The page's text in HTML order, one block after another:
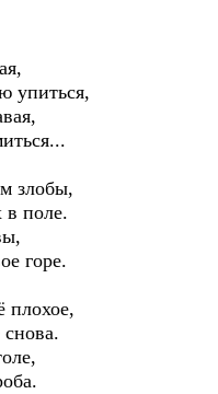
упиться,
злобы,
в поле.
горе.
плохое,